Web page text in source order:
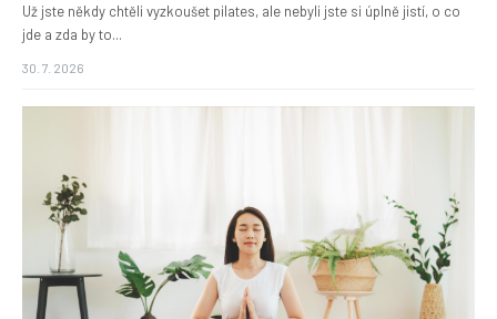
Už jste někdy chtěli vyzkoušet pilates, ale nebyli jste si úplně jistí, o co
jde a zda by to...
30. 7. 2026